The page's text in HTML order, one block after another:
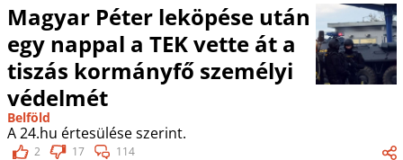
Magyar Péter leköpése után
egy nappal a TEK vette át a
tiszás kormányfő személyi
védelmét
Belföld
A 24.hu értesülése szerint.
2 17 114